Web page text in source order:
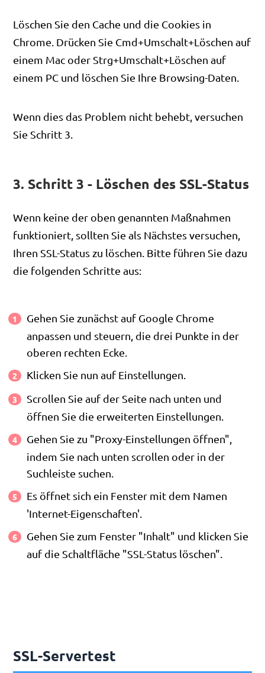
Löschen Sie den Cache und die Cookies in
Chrome. Drücken Sie Cmd+Umschalt+Löschen auf
einem Mac oder Strg+Umschalt+Löschen auf
einem PC und löschen Sie Ihre Browsing-Daten.
Wenn dies das Problem nicht behebt, versuchen
Sie Schritt 3.
3. Schritt 3 - Löschen des SSL-Status
Wenn keine der oben genannten Maßnahmen
funktioniert, sollten Sie als Nächstes versuchen,
Ihren SSL-Status zu löschen. Bitte führen Sie dazu
die folgenden Schritte aus:
Gehen Sie zunächst auf Google Chrome
anpassen und steuern, die drei Punkte in der
oberen rechten Ecke.
Klicken Sie nun auf Einstellungen.
Scrollen Sie auf der Seite nach unten und
öffnen Sie die erweiterten Einstellungen.
Gehen Sie zu "Proxy-Einstellungen öffnen",
indem Sie nach unten scrollen oder in der
Suchleiste suchen.
Es öffnet sich ein Fenster mit dem Namen
'Internet-Eigenschaften'.
Gehen Sie zum Fenster "Inhalt" und klicken Sie
auf die Schaltfläche "SSL-Status löschen".
SSL-Servertest